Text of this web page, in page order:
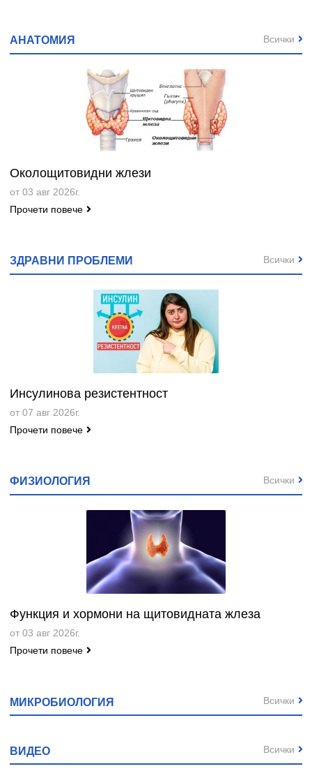
АНАТОМИЯ
Околощитовидни жлези
от 03 авг 2026г.
Прочети повече
Всички
ЗДРАВНИ ПРОБЛЕМИ
Инсулинова резистентност
от 07 авг 2026г.
Прочети повече
Всички
ФИЗИОЛОГИЯ
Функция и хормони на щитовидната жлеза
от 03 авг 2026г.
Прочети повече
Всички
МИКРОБИОЛОГИЯ Всички
ВИДЕО Всички